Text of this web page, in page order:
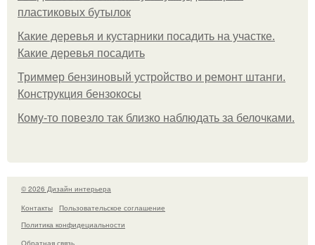
пластиковых бутылок
Какие деревья и кустарники посадить на участке.
Какие деревья посадить
Триммер бензиновый устройство и ремонт штанги.
Конструкция бензокосы
Кому-то повезло так близко наблюдать за белочками.
© 2026 Дизайн интерьера
Контакты
Пользовательское соглашение
Политика конфидециальности